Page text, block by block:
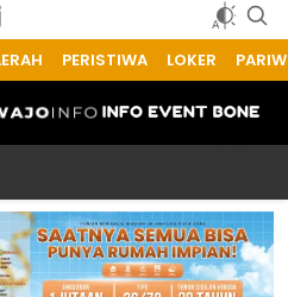
PERISTIWA LOKER